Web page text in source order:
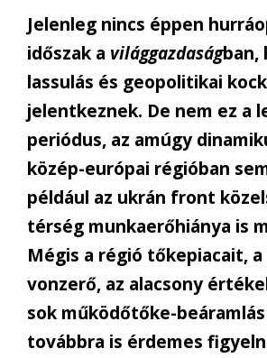
Jelenleg nincs éppen
időszak a világgazdaságban,
lassulás és geopolitikai
jelentkeznek. De nem ez a
periódus, az amúgy
közép-európai régióban
például az ukrán front
térség munkaerőhiánya is
Mégis a régió tőkepiacait,
vonzerő, az alacsony
sok működőtőke-
továbbra is érdemes